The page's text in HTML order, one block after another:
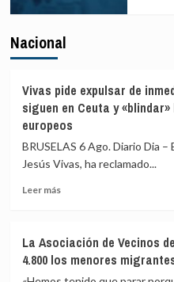
Nacional
Vivas pide expulsar de
siguen en Ceuta y
europeos
BRUSELAS 6 Ago. Diario Dia
Jesús Vivas, ha reclamado...
Leer másLeer
pide
expulsar
de
La Asociación de Vecinos
4.800 los menores